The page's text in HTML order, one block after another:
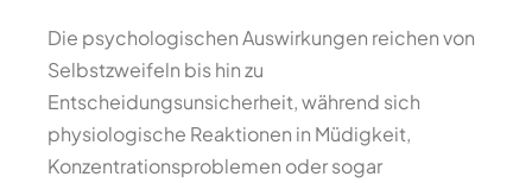
Die psychologischen Auswirkungen reichen von
Selbstzweifeln bis hin zu
Entscheidungsunsicherheit, während sich
physiologische Reaktionen in Müdigkeit,
Konzentrationsproblemen oder sogar